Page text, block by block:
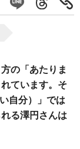
の「あたりま
ています。そ
自分）」では
る澤円さんは